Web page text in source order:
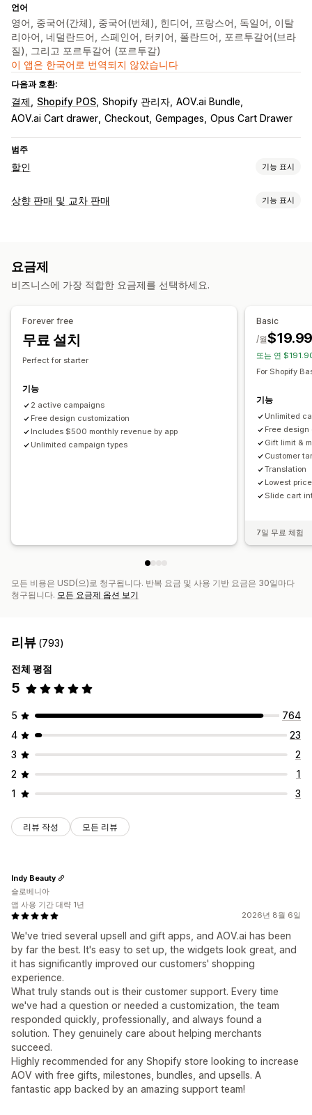
언어
영어, 중국어(간체), 중국어(번체), 힌디어, 프랑스어, 독일어, 이탈
리아어, 네덜란드어, 스페인어, 터키어, 폴란드어, 포르투갈어(브라
질), 그리고 포르투갈어 (포르투갈)
이 앱은 한국어로 번역되지 않았습니다
다음과 호환:
결제 Shopify POS Shopify 관리자 AOV.ai Bundle
AOV.ai Cart drawer Checkout Gempages Opus Cart Drawer
범주
할인 기능 표시
할인 유형
상향 판매 할인
편집기 도구
현지화
캠페인 트리거 및 규칙
위치 정보
상향 판매 및 교차 판매 기능 표시
진행률 표시줄
여러 언어
사용자 지정 규칙
배송 보호
무료 기프트
수량 할인
계층별 할인
A/B 테스트
요금제
비즈니스에 가장 적합한 요금제를 선택하세요.
Forever free
무료 설치
Perfect for starter
기능
2 active campaigns
Free design customization
Includes $500 monthly revenue by app
Unlimited campaign types
Basic
/월
또는 연
For Shopify
기능
Unlimited
Free
Gift limit &
Customer
Translation
Lowest
Slide cart
7일 무료 체험
모든 비용은 USD(으)로 청구됩니다. 반복 요금 및 사용 기반 요금은 30일마다
청구됩니다. 모든 요금제 옵션 보기
리뷰 (793)
전체 평점
5
5
764
4
23
3
2
2
1
1
3
리뷰 작성 모든 리뷰
2026년 8월 6일
We've tried several upsell and gift apps, and AOV.ai has been
by far the best. It's easy to set up, the widgets look great, and
it has significantly improved our customers' shopping
experience.
What truly stands out is their customer support. Every time
we've had a question or needed a customization, the team
responded quickly, professionally, and always found a
solution. They genuinely care about helping merchants
succeed.
Highly recommended for any Shopify store looking to increase
AOV with free gifts, milestones, bundles, and upsells. A
fantastic app backed by an amazing support team!
Indy Beauty
슬로베니아
앱 사용 기간 대략 1년